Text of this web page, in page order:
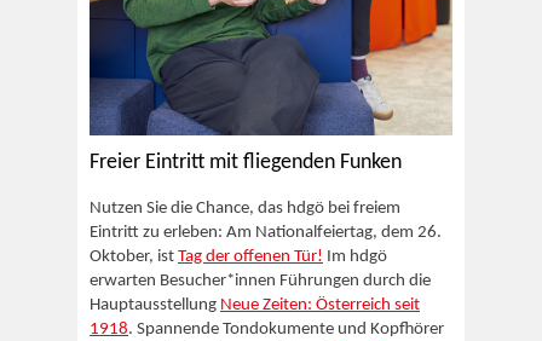
Freier Eintritt mit fliegenden Funken
Nutzen Sie die Chance, das hdgö bei freiem
Eintritt zu erleben: Am Nationalfeiertag, dem 26.
Oktober, ist Tag der offenen Tür! Im hdgö
erwarten Besucher*innen Führungen durch die
Hauptausstellung Neue Zeiten: Österreich seit
1918. Spannende Tondokumente und Kopfhörer